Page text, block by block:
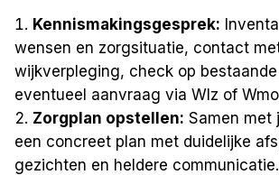
Kennismakingsgesprek:
wensen en zorgsituatie, contact
wijkverpleging, check op
eventueel aanvraag via Wlz of
Zorgplan opstellen: Samen met
een concreet plan met duidelijke
gezichten en heldere communicatie.